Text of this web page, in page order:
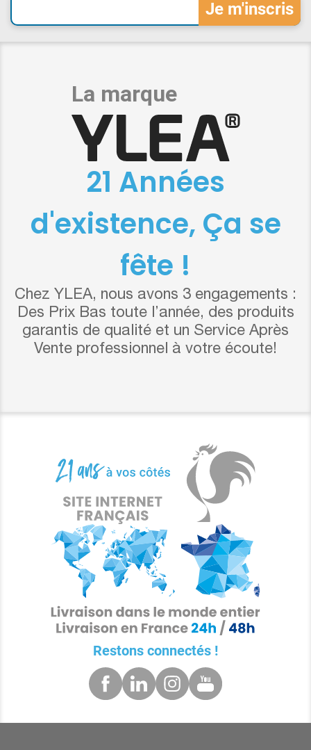
21 Années
d'existence, Ça se
fête !
Chez YLEA, nous avons 3 engagements :
Des Prix Bas toute l’année, des produits
garantis de qualité et un Service Après
Vente professionnel à votre écoute!
Restons connectés !